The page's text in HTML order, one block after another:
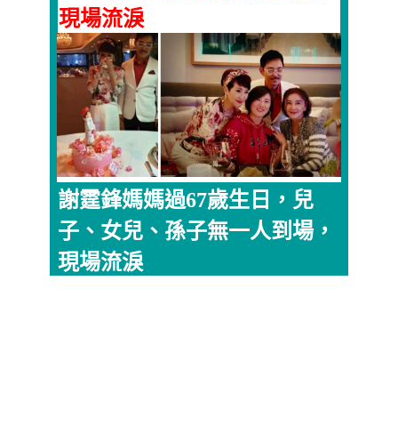
現場流淚
謝霆鋒媽媽過67歲生日，兒
子、女兒、孫子無一人到場，
現場流淚